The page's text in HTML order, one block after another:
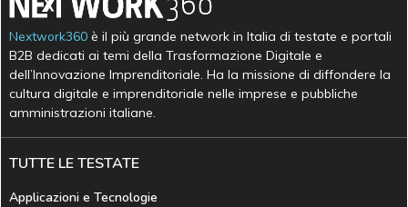
Nextwork360 è il più grande network in Italia di testate e portali
B2B dedicati ai temi della Trasformazione Digitale e
dell’Innovazione Imprenditoriale. Ha la missione di diffondere la
cultura digitale e imprenditoriale nelle imprese e pubbliche
amministrazioni italiane.
TUTTE LE TESTATE
Applicazioni e Tecnologie